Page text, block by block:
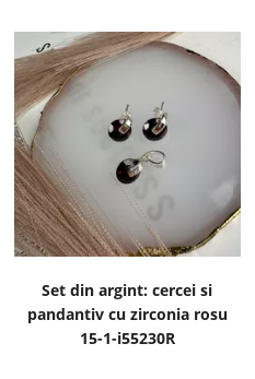
Set din argint: cercei si
pandantiv cu zirconia rosu
15-1-i55230R